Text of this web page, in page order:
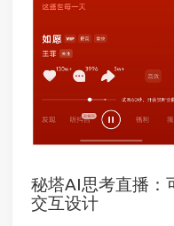
秘塔AI思考直播：
交互设计